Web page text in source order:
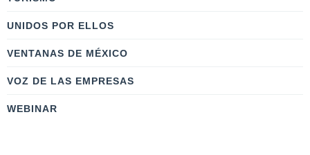
UNIDOS POR ELLOS
VENTANAS DE MÉXICO
VOZ DE LAS EMPRESAS
WEBINAR